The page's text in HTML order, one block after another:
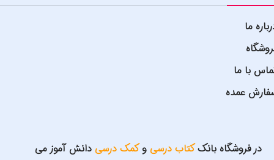
ما
با ما
عمده
در فروشگاه بانککتاب درسی وکمک درسی دانش آموز می